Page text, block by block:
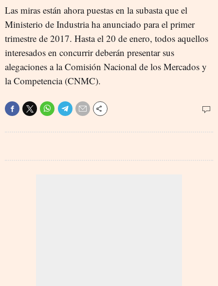
Las miras están ahora puestas en la subasta que el
Ministerio de Industria ha anunciado para el primer
trimestre de 2017. Hasta el 20 de enero, todos aquellos
interesados en concurrir deberán presentar sus
alegaciones a la Comisión Nacional de los Mercados y
la Competencia (CNMC).